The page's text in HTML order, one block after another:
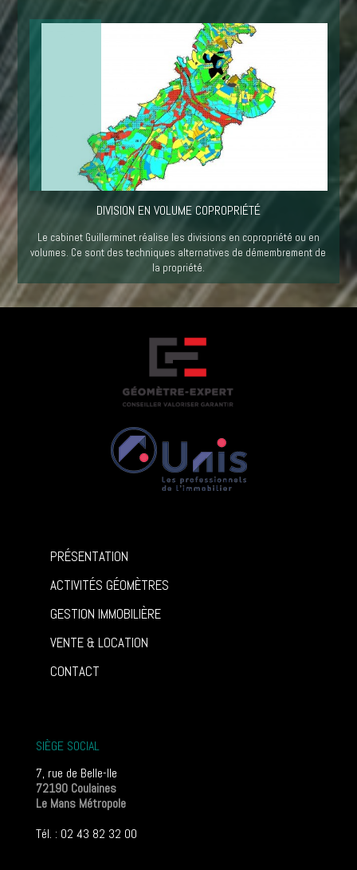
DIVISION EN VOLUME COPROPRIÉTÉ
Le cabinet Guillerminet réalise les divisions en copropriété ou en
volumes. Ce sont des techniques alternatives de démembrement de
la propriété.
PRÉSENTATION
ACTIVITÉS GÉOMÈTRES
GESTION IMMOBILIÈRE
VENTE & LOCATION
CONTACT
SIÈGE SOCIAL
7, rue de Belle-Ile
72190 Coulaines
Le Mans Métropole
Tél. : 02 43 82 32 00